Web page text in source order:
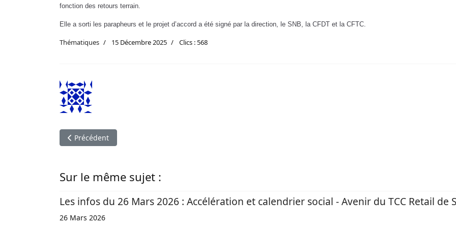
fonction des retours terrain.
Elle a sorti les parapheurs et le projet d’accord a été signé par la direction, le SNB, la CFDT et la CFTC.
Thématiques 15 Décembre 2025 Clics : 568
Article précédent : Mon Scoop - Signaler
Précédent
Sur le même sujet :
Les infos du 26 Mars 2026 : Accélération et calendrier social - Avenir du TCC Retail de
26 Mars 2026